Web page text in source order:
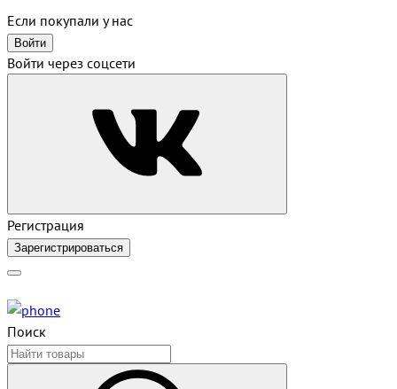
Если покупали у нас
Войти
Войти через соцсети
Регистрация
Зарегистрироваться
Поиск